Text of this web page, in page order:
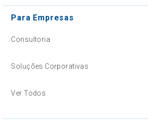
Para Empresas
Consultoria
Soluções Corporativas
Ver Todos